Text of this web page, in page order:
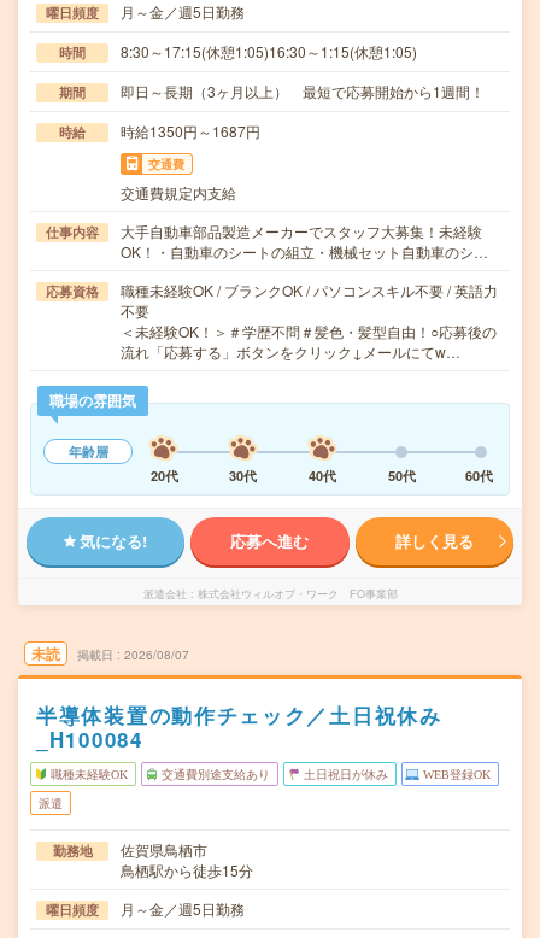
曜日頻度 月～金／週5日勤務
時間 8:30～17:15(休憩1:05)16:30～1:15(休憩1:05)
期間 即日～長期（3ヶ月以上） 最短で応募開始から1週間！
時給 時給1350円～1687円
交通費
交通費規定内支給
仕事内容
大手自動車部品製造メーカーでスタッフ大募集！未経験
OK！・自動車のシートの組立・機械セット自動車のシ…
応募資格
職種未経験OK / ブランクOK / パソコンスキル不要 / 英語力
不要
＜未経験OK！＞＃学歴不問＃髪色・髪型自由！○応募後の
流れ「応募する」ボタンをクリック↓メールにてw…
職場の雰囲気
年齢層
20代
30代 40代 50代 60代
気になる! 応募へ進む 詳しく見る
派遣会社 株式会社ウィルオブ・ワーク FO事業部
未読 掲載日 2026/08/07
半導体装置の動作チェック／土日祝休み
_H100084
職種未経験OK 交通費別途支給あり 土日祝日が休み WEB登録OK
派遣
勤務地
佐賀県鳥栖市
鳥栖駅から徒歩15分
曜日頻度 月～金／週5日勤務